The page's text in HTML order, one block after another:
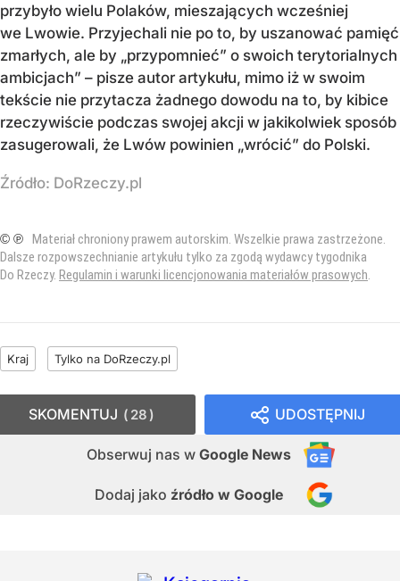
przybyło wielu Polaków, mieszających wcześniej
we Lwowie. Przyjechali nie po to, by uszanować pamięć
zmarłych, ale by „przypomnieć” o swoich terytorialnych
ambicjach” – pisze autor artykułu, mimo iż w swoim
tekście nie przytacza żadnego dowodu na to, by kibice
rzeczywiście podczas swojej akcji w jakikolwiek sposób
zasugerowali, że Lwów powinien „wrócić” do Polski.
Źródło: DoRzeczy.pl
© ℗ Materiał chroniony prawem autorskim. Wszelkie prawa zastrzeżone.
Dalsze rozpowszechnianie artykułu tylko za zgodą wydawcy tygodnika
Do Rzeczy. Regulamin i warunki licencjonowania materiałów prasowych.
Kraj Tylko na DoRzeczy.pl
UDOSTĘPNIJ
Obserwuj nas w Google News
Dodaj jako źródło w Google
SKOMENTUJ 28